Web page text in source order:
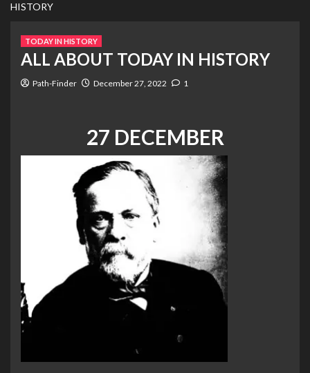
HISTORY
TODAY IN HISTORY
ALL ABOUT TODAY IN HISTORY
Path-Finder December 27, 2022 1
27 DECEMBER